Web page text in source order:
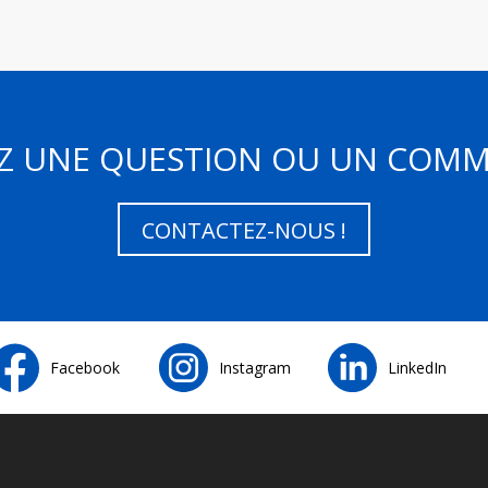
UNE QUESTION OU UN
CONTACTEZ-NOUS !
Facebook Instagram LinkedIn